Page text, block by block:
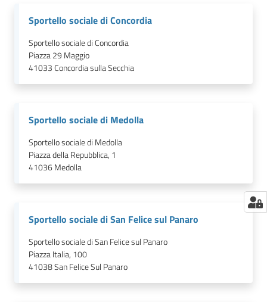
Sportello sociale di Concordia
Sportello sociale di Concordia
Piazza 29 Maggio
41033Concordia sulla Secchia
Sportello sociale di Medolla
Sportello sociale di Medolla
Piazza della Repubblica, 1
41036Medolla
Sportello sociale di San Felice sul Panaro
Sportello sociale di San Felice sul Panaro
Piazza Italia, 100
41038San Felice Sul Panaro